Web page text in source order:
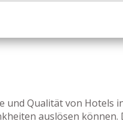
Qualität von
auslösen